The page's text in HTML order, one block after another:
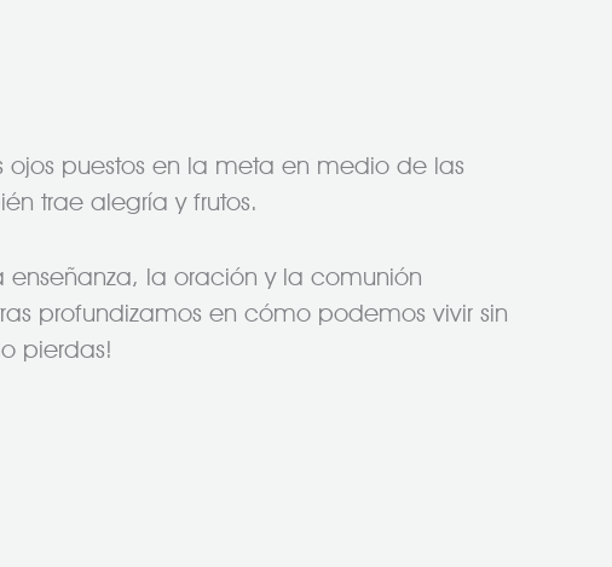
puestos en la meta en medio de las
trae alegría y frutos.
la oración y la comunión
profundizamos en cómo podemos vivir sin
pierdas!